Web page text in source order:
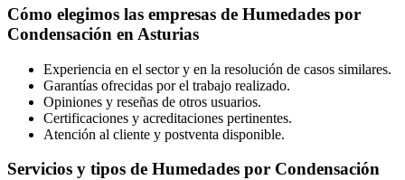
Cómo elegimos las empresas de Humedades por
Condensación en Asturias
Experiencia en el sector y en la resolución de casos similares.
Garantías ofrecidas por el trabajo realizado.
Opiniones y reseñas de otros usuarios.
Certificaciones y acreditaciones pertinentes.
Atención al cliente y postventa disponible.
Servicios y tipos de Humedades por Condensación